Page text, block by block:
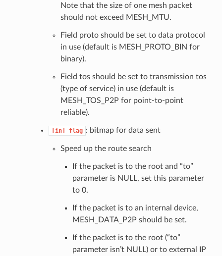
Note that the size of one mesh packet
should not exceed MESH_MTU.
Field proto should be set to data protocol
in use (default is MESH_PROTO_BIN for
binary).
Field tos should be set to transmission tos
(type of service) in use (default is
MESH_TOS_P2P for point-to-point
reliable).
[in] flag : bitmap for data sent
Speed up the route search
If the packet is to the root and “to”
parameter is NULL, set this parameter
to 0.
If the packet is to an internal device,
MESH_DATA_P2P should be set.
If the packet is to the root (“to”
parameter isn’t NULL) or to external IP